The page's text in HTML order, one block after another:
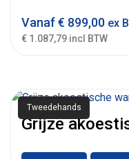
Vanaf€ 899,00 ex
€ 1.087,79 incl BTW
Tweedehands
Grijze